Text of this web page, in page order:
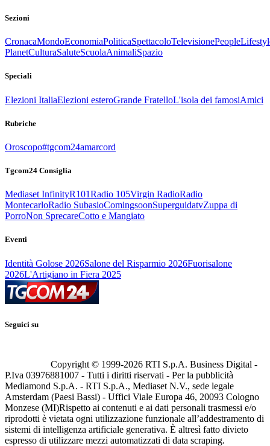
Sezioni
CronacaMondoEconomiaPoliticaSpettacoloTelevisionePeople
PlanetCulturaSaluteScuolaAnimaliSpazio
Speciali
Elezioni ItaliaElezioni esteroGrande FratelloL'isola dei famosiAmici
Rubriche
Oroscopo#tgcom24amarcord
Tgcom24 Consiglia
Mediaset InfinityR101Radio 105Virgin RadioRadio
MontecarloRadio SubasioComingsoonSuperguidatvZuppa di
PorroNon SprecareCotto e Mangiato
Eventi
Identità Golose 2026Salone del Risparmio 2026Fuorisalone
2026L'Artigiano in Fiera 2025
Seguici su
Copyright © 1999-2026 RTI S.p.A. Business Digital -
P.Iva 03976881007 - Tutti i diritti riservati - Per la pubblicità
Mediamond S.p.A. - RTI S.p.A., Mediaset N.V., sede legale
Amsterdam (Paesi Bassi) - Uffici Viale Europa 46, 20093 Cologno
Monzese (MI)Rispetto ai contenuti e ai dati personali trasmessi e/o
riprodotti è vietata ogni utilizzazione funzionale all’addestramento di
sistemi di intelligenza artificiale generativa. È altresì fatto divieto
espresso di utilizzare mezzi automatizzati di data scraping.